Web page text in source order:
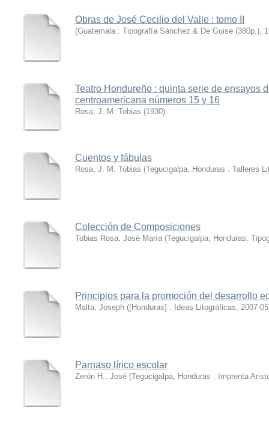
Obras de José Cecilio del Valle : tomo II
(Guatemala : Tipografía Sánchez & De Guise (380p.),
Teatro Hondureño : quinta serie de ensayos
centroamericana números 15 y 16
Rosa, J. M. Tobias (1930)
Cuentos y fábulas
Rosa, J. M. Tobias (Tegucigalpa, Honduras : Talleres
Colección de Composiciones
Tobias Rosa, José María (Tegucigalpa, Honduras:
Principios para la promoción del desarrollo
Malta, Joseph ([Honduras] : Ideas Litográficas, 2007-05
Parnaso lírico escolar
Zerón H., José (Tegucigalpa, Honduras : Imprenta